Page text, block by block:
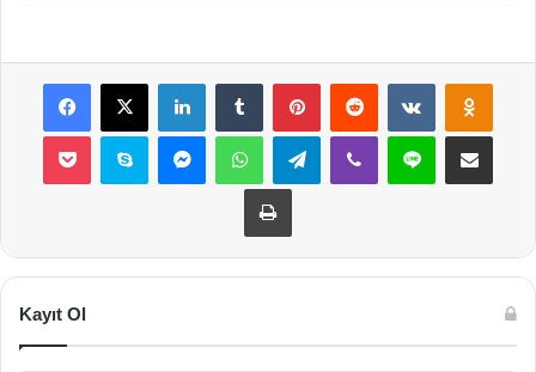
Facebook
X LinkedInTumblr PinterestReddit VKontakte
Pocket Skype MessengerWhatsAppTelegramViber Line E-Posta ile
Yazdır
Kayıt Ol